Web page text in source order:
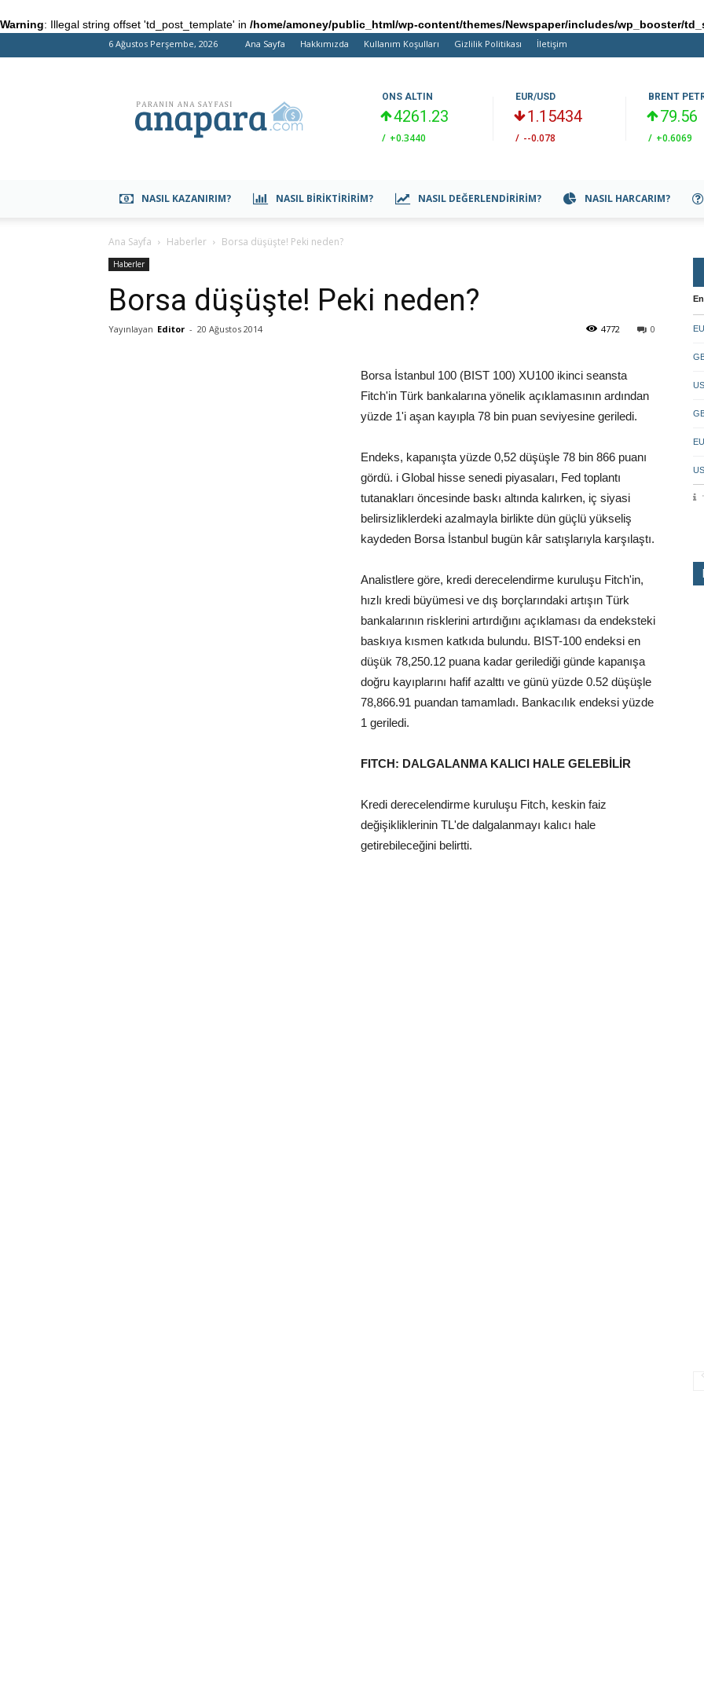
Warning: Illegal string offset 'td_post_template' in /home/amoney/public_html/wp-content/themes/Newspaper/includes/wp_booster/
6 Ağustos Perşembe, 2026 Ana Sayfa Hakkımızda Kullanım Koşulları Gizlilik Politikası İletişim
ONS ALTIN
4261.23
/ +0.3440
EUR/USD
1.15434
/ --0.078
BRENT
79.56
/ +0.6069
NASIL KAZANIRIM? NASIL BIRIKTIRIRIM? NASIL DEĞERLENDIRIRIM? NASIL HARCARIM?
Ana Sayfa Haberler Borsa düşüşte! Peki neden?
Haberler
Borsa düşüşte! Peki neden?
Yayınlayan Editor - 20 Ağustos 2014 0
4772
Borsa İstanbul 100 (BIST 100) XU100 ikinci seansta
Fitch'in Türk bankalarına yönelik açıklamasının ardından
yüzde 1'i aşan kayıpla 78 bin puan seviyesine geriledi.
Endeks, kapanışta yüzde 0,52 düşüşle 78 bin 866 puanı
gördü. i Global hisse senedi piyasaları, Fed toplantı
tutanakları öncesinde baskı altında kalırken, iç siyasi
belirsizliklerdeki azalmayla birlikte dün güçlü yükseliş
kaydeden Borsa İstanbul bugün kâr satışlarıyla karşılaştı.
Analistlere göre, kredi derecelendirme kuruluşu Fitch'in,
hızlı kredi büyümesi ve dış borçlarındaki artışın Türk
bankalarının risklerini artırdığını açıklaması da endeksteki
baskıya kısmen katkıda bulundu. BIST-100 endeksi en
düşük 78,250.12 puana kadar gerilediği günde kapanışa
doğru kayıplarını hafif azalttı ve günü yüzde 0.52 düşüşle
78,866.91 puandan tamamladı. Bankacılık endeksi yüzde
1 geriledi.
FITCH: DALGALANMA KALICI HALE GELEBİLİR
Kredi derecelendirme kuruluşu Fitch, keskin faiz
değişikliklerinin TL'de dalgalanmayı kalıcı hale
getirebileceğini belirtti.